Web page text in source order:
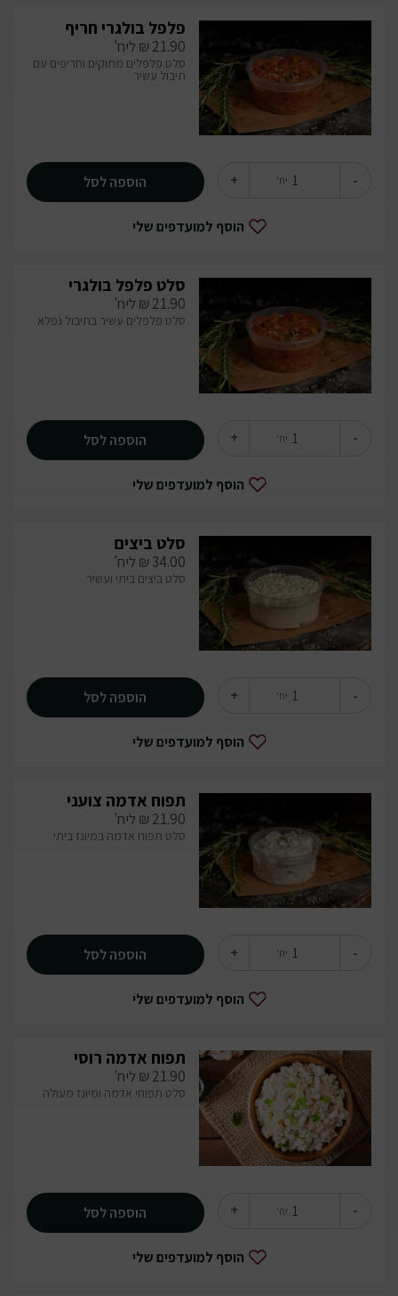
פלפל בולגרי חריף
₪21.90 ליח'
סלט פלפלים מתוקים וחריפים עם
תיבול עשיר
- יח' + הוספה לסל
הוסף למועדפים שלי
סלט פלפל בולגרי
₪21.90 ליח'
סלט פלפלים עשיר בתיבול נפלא
- יח' + הוספה לסל
הוסף למועדפים שלי
סלט ביצים
₪34.00 ליח'
סלט ביצים ביתי ועשיר
- יח' + הוספה לסל
הוסף למועדפים שלי
תפוח אדמה צועני
₪21.90 ליח'
סלט תפוח אדמה במיונז ביתי
- יח' + הוספה לסל
הוסף למועדפים שלי
תפוח אדמה רוסי
₪21.90 ליח'
סלט תפוחי אדמה ומיונז מעולה
- יח' + הוספה לסל
הוסף למועדפים שלי